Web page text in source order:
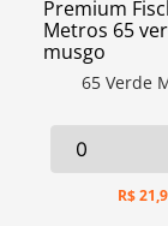
65 Verde
R$